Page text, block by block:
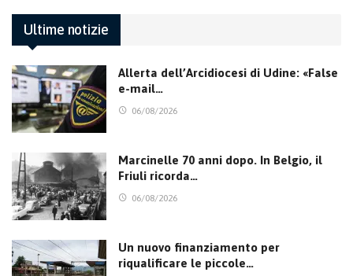
Ultime notizie
Allerta dell’Arcidiocesi di Udine: «False
e-mail…
06/08/2026
Marcinelle 70 anni dopo. In Belgio, il
Friuli ricorda…
06/08/2026
Un nuovo finanziamento per
riqualificare le piccole…